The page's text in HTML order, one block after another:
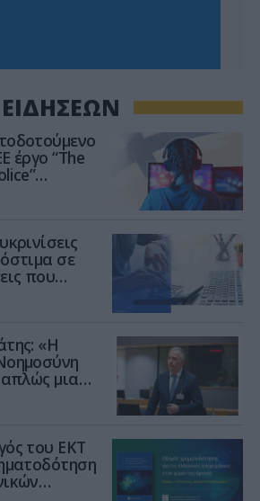
έργο “The
ασφάλεια
στο
σε
που
ΦΗΜ
«Η
απλώς μια
είναι
του ΕΚΤ